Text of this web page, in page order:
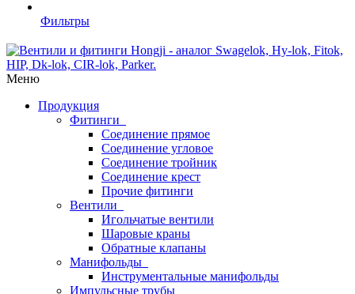
Фильтры
Меню
Продукция
Фитинги
Соединение прямое
Соединение угловое
Соединение тройник
Соединение крест
Прочие фитинги
Вентили
Игольчатые вентили
Шаровые краны
Обратные клапаны
Манифольды
Инструментальные манифольды
Импульсные трубы